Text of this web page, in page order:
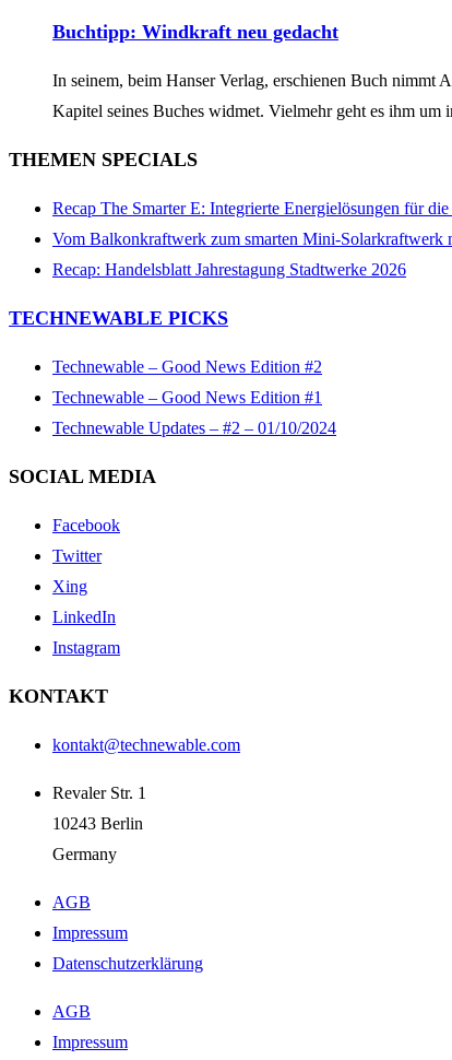
Buchtipp: Windkraft neu gedacht
In seinem, beim Hanser Verlag, erschienen Buch nimmt
Kapitel seines Buches widmet. Vielmehr geht es ihm
THEMEN SPECIALS
Recap The Smarter E: Integrierte Energielösungen für
Vom Balkonkraftwerk zum smarten Mini-Solarkraftwerk
Recap: Handelsblatt Jahrestagung Stadtwerke 2026
TECHNEWABLE PICKS
Technewable – Good News Edition #2
Technewable – Good News Edition #1
Technewable Updates – #2 – 01/10/2024
SOCIAL MEDIA
Facebook
Twitter
Xing
LinkedIn
Instagram
KONTAKT
kontakt@technewable.com
Revaler Str. 1
10243 Berlin
Germany
AGB
Impressum
Datenschutzerklärung
AGB
Impressum